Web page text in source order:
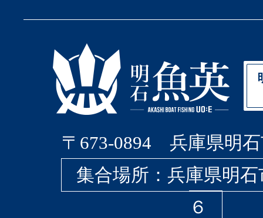
〒673-0894 兵庫県明石
集合場所：兵庫県明
６